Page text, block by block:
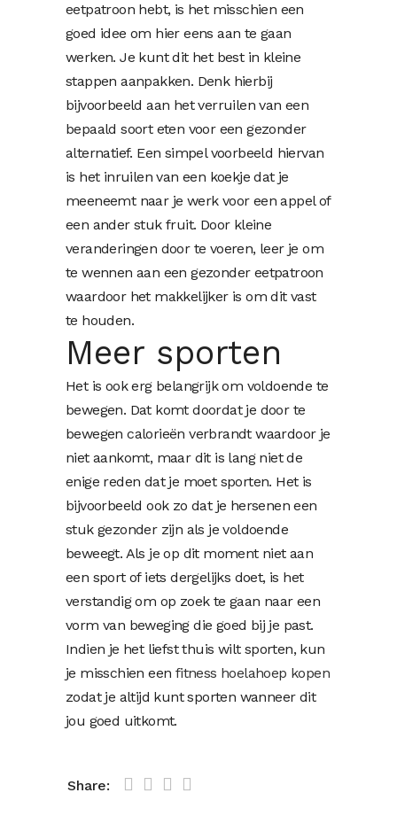
eetpatroon hebt, is het misschien een
goed idee om hier eens aan te gaan
werken. Je kunt dit het best in kleine
stappen aanpakken. Denk hierbij
bijvoorbeeld aan het verruilen van een
bepaald soort eten voor een gezonder
alternatief. Een simpel voorbeeld hiervan
is het inruilen van een koekje dat je
meeneemt naar je werk voor een appel of
een ander stuk fruit. Door kleine
veranderingen door te voeren, leer je om
te wennen aan een gezonder eetpatroon
waardoor het makkelijker is om dit vast
te houden.
Meer sporten
Het is ook erg belangrijk om voldoende te
bewegen. Dat komt doordat je door te
bewegen calorieën verbrandt waardoor je
niet aankomt, maar dit is lang niet de
enige reden dat je moet sporten. Het is
bijvoorbeeld ook zo dat je hersenen een
stuk gezonder zijn als je voldoende
beweegt. Als je op dit moment niet aan
een sport of iets dergelijks doet, is het
verstandig om op zoek te gaan naar een
vorm van beweging die goed bij je past.
Indien je het liefst thuis wilt sporten, kun
je misschien een fitness hoelahoep kopen
zodat je altijd kunt sporten wanneer dit
jou goed uitkomt.
Share: